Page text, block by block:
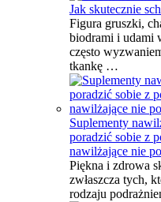
Jak skutecznie
Figura gruszki,
biodrami i udami
często
tkankę …
Suplementy
poradzić sobie z
nawilżające nie
Piękna i zdrowa
zwłaszcza tych,
rodzaju